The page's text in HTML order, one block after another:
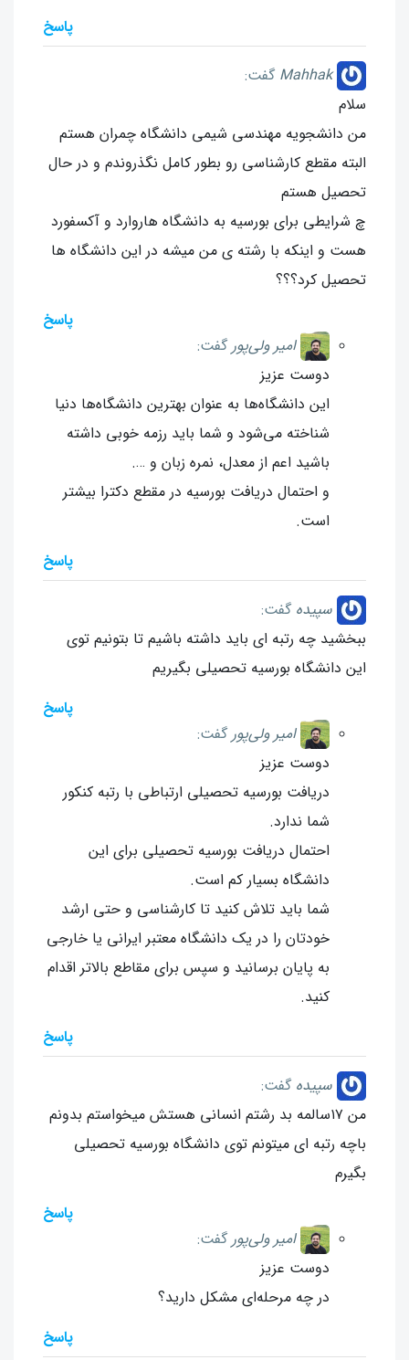
پاسخ
Mahhak گفت:
سلام
من دانشجویه مهندسی شیمی دانشگاه چمران هستم
البته مقطع کارشناسی رو بطور کامل نگذروندم و در حال
تحصیل هستم
چ شرایطی برای بورسیه به دانشگاه هاروارد و آکسفورد
هست و اینکه با رشته ی من میشه در این دانشگاه ها
تحصیل کرد؟؟؟
پاسخ
امیر ولی‌پور گفت:
دوست عزیز
این دانشگاه‌ها به عنوان بهترین دانشگاه‌ها دنیا
شناخته می‌شود و شما باید رزمه خوبی داشته
باشید اعم از معدل، نمره زبان و ….
و احتمال دریافت بورسیه در مقطع دکترا بیشتر
است.
پاسخ
سپیده گفت:
ببخشید چه رتبه ای باید داشته باشیم تا بتونیم توی
این دانشگاه بورسیه تحصیلی بگیریم
پاسخ
امیر ولی‌پور گفت:
دوست عزیز
دریافت بورسیه تحصیلی ارتباطی با رتبه کنکور
شما ندارد.
احتمال دریافت بورسیه تحصیلی برای این
دانشگاه بسیار کم است.
شما باید تلاش کنید تا کارشناسی و حتی ارشد
خودتان را در یک دانشگاه معتبر ایرانی یا خارجی
به پایان برسانید و سپس برای مقاطع بالاتر اقدام
کنید.
پاسخ
سپیده گفت:
من ۱۷سالمه بد رشتم انسانی هستش میخواستم بدونم
باچه رتبه ای میتونم توی دانشگاه بورسیه تحصیلی
بگیرم
پاسخ
امیر ولی‌پور گفت:
دوست عزیز
در چه مرحله‌ای مشکل دارید؟
پاسخ